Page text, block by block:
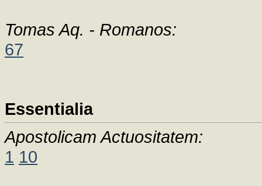
Tomas Aq. - Romanos:
67
Essentialia
Apostolicam Actuositatem:
1 10